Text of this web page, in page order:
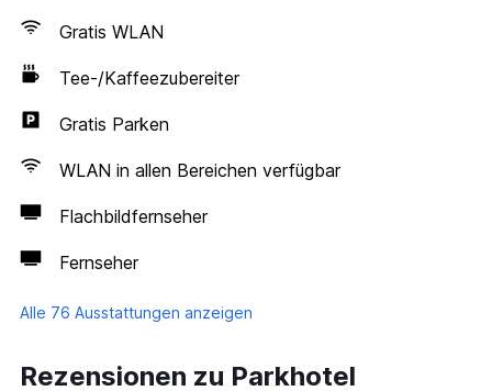
Gratis WLAN
Tee-/Kaffeezubereiter
Gratis Parken
WLAN in allen Bereichen verfügbar
Flachbildfernseher
Fernseher
Alle 76 Ausstattungen anzeigen
Rezensionen zu Parkhotel